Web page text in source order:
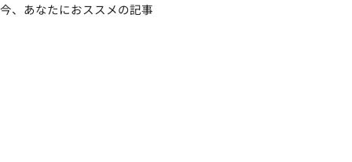
今、あなたにおススメの記事